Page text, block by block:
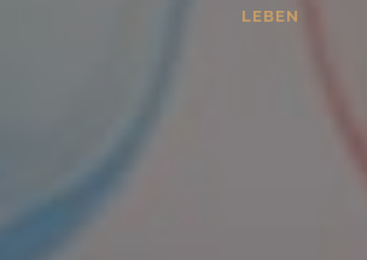
LEBEN